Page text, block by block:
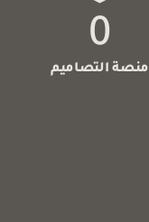
منصة التصاميم
0